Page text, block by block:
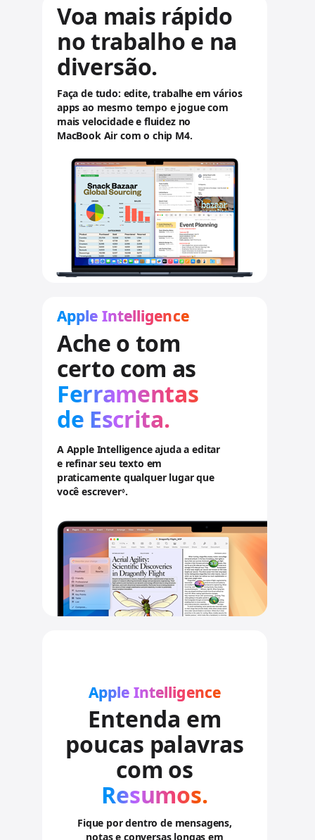
s
o
s
e
g
i
s
Voa mais rápido
no trabalho e na
diversão.
Faça de tudo: edite, trabalhe em vários
apps ao mesmo tempo e jogue com
mais velocidade e fluidez no
MacBook Air com o chip M4.
Apple Intelligence
Ache o tom
certo com as
Ferramentas
de Escrita.
A Apple Intelligence ajuda a editar
e refinar seu texto em
praticamente qualquer lugar que
você escrever◊.
o
n
s
u
l
t
a
r
o
l
e
g
i
.
Apple Intelligence
Entenda em
poucas palavras
com os
Resumos.
Fique por dentro de mensagens,
notas e conversas longas em